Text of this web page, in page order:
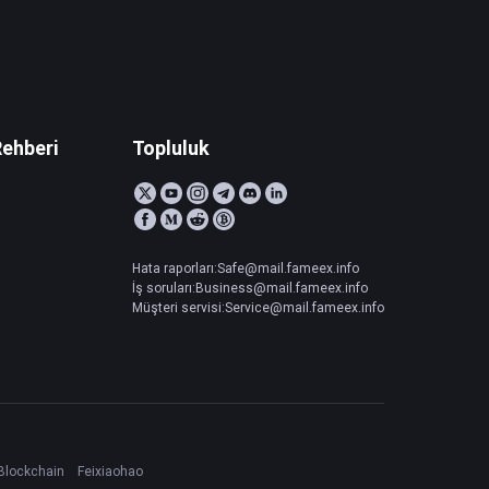
Topluluk
Hata raporları:Safe@mail.fameex.info
İş soruları:Business@mail.fameex.info
Müşteri servisi:Service@mail.fameex.info
Feixiaohao